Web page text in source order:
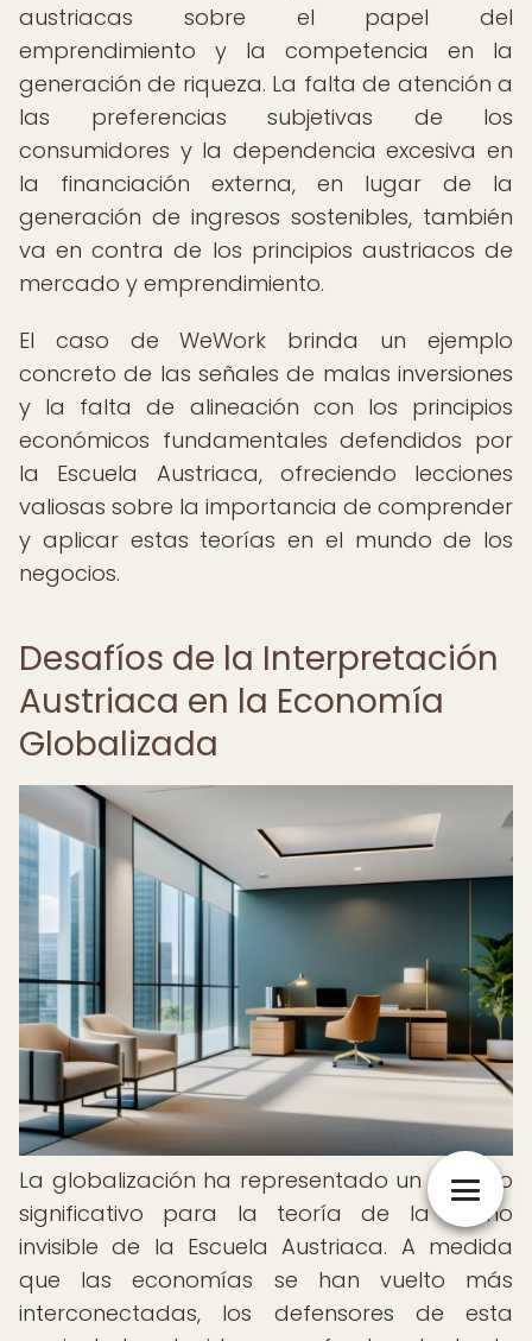
austriacas sobre el papel del
emprendimiento y la competencia en la
generación de riqueza. La falta de atención a
las preferencias subjetivas de los
consumidores y la dependencia excesiva en
la financiación externa, en lugar de la
generación de ingresos sostenibles, también
va en contra de los principios austriacos de
mercado y emprendimiento.
El caso de WeWork brinda un ejemplo
concreto de las señales de malas inversiones
y la falta de alineación con los principios
económicos fundamentales defendidos por
la Escuela Austriaca, ofreciendo lecciones
valiosas sobre la importancia de comprender
y aplicar estas teorías en el mundo de los
negocios.
Desafíos de la Interpretación
Austriaca en la Economía
Globalizada
La globalización ha representado un desafío
significativo para la teoría de la mano
invisible de la Escuela Austriaca. A medida
que las economías se han vuelto más
interconectadas, los defensores de esta